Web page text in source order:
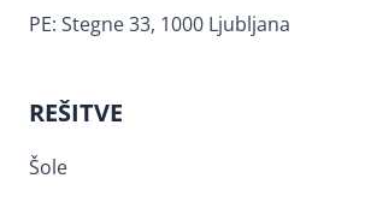
PE: Stegne 33, 1000 Ljubljana
REŠITVE
Šole